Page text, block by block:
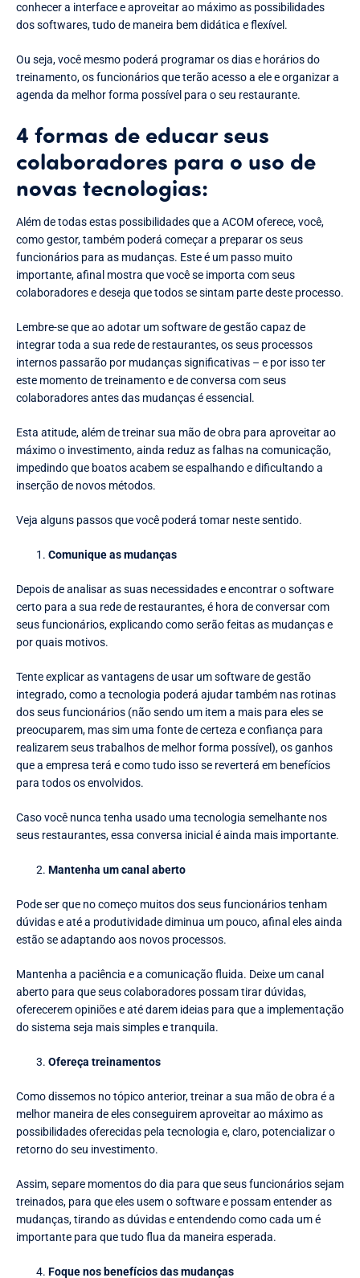
conhecer a interface e aproveitar ao máximo as possibilidades
dos softwares, tudo de maneira bem didática e flexível.
Ou seja, você mesmo poderá programar os dias e horários do
treinamento, os funcionários que terão acesso a ele e organizar a
agenda da melhor forma possível para o seu restaurante.
4 formas de educar seus
colaboradores para o uso de
novas tecnologias:
Além de todas estas possibilidades que a ACOM oferece, você,
como gestor, também poderá começar a preparar os seus
funcionários para as mudanças. Este é um passo muito
importante, afinal mostra que você se importa com seus
colaboradores e deseja que todos se sintam parte deste processo.
Lembre-se que ao adotar um software de gestão capaz de
integrar toda a sua rede de restaurantes, os seus processos
internos passarão por mudanças significativas – e por isso ter
este momento de treinamento e de conversa com seus
colaboradores antes das mudanças é essencial.
Esta atitude, além de treinar sua mão de obra para aproveitar ao
máximo o investimento, ainda reduz as falhas na comunicação,
impedindo que boatos acabem se espalhando e dificultando a
inserção de novos métodos.
Veja alguns passos que você poderá tomar neste sentido.
Comunique as mudanças
Depois de analisar as suas necessidades e encontrar o software
certo para a sua rede de restaurantes, é hora de conversar com
seus funcionários, explicando como serão feitas as mudanças e
por quais motivos.
Tente explicar as vantagens de usar um software de gestão
integrado, como a tecnologia poderá ajudar também nas rotinas
dos seus funcionários (não sendo um item a mais para eles se
preocuparem, mas sim uma fonte de certeza e confiança para
realizarem seus trabalhos de melhor forma possível), os ganhos
que a empresa terá e como tudo isso se reverterá em benefícios
para todos os envolvidos.
Caso você nunca tenha usado uma tecnologia semelhante nos
seus restaurantes, essa conversa inicial é ainda mais importante.
Mantenha um canal aberto
Pode ser que no começo muitos dos seus funcionários tenham
dúvidas e até a produtividade diminua um pouco, afinal eles ainda
estão se adaptando aos novos processos.
Mantenha a paciência e a comunicação fluida. Deixe um canal
aberto para que seus colaboradores possam tirar dúvidas,
oferecerem opiniões e até darem ideias para que a implementação
do sistema seja mais simples e tranquila.
Ofereça treinamentos
Como dissemos no tópico anterior, treinar a sua mão de obra é a
melhor maneira de eles conseguirem aproveitar ao máximo as
possibilidades oferecidas pela tecnologia e, claro, potencializar o
retorno do seu investimento.
Assim, separe momentos do dia para que seus funcionários sejam
treinados, para que eles usem o software e possam entender as
mudanças, tirando as dúvidas e entendendo como cada um é
importante para que tudo flua da maneira esperada.
Foque nos benefícios das mudanças